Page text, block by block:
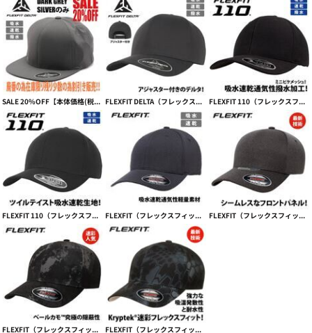
SALE 20%OFF【本体価格(税抜)￥4290→￥3432】FLEXFIT DELTA（フレックスフィットデルタ） Flat Visor（フラットバイザー） 【本体価格(税抜)￥4,290】 FLEXFIT DELTA（フレックスフィットデルタ） ADJUSTABLE【本体価格(税抜)￥4,590】 FLEXFIT 110（フレックスフィット110）吸水速乾&撥水COOL & DRY MINI PIQUE CAP【本体価格(税抜)￥3,590】
FLEXFIT 110（フレックスフィット110）スポーツ向け吸水速乾 PRO-FORMANCE【本体価格(税抜)￥3,990】 FLEXFIT（フレックスフィット）吸水速乾フィット感抜群 COOL&DRY 3DHEXAGON JERSEY【本体価格(税抜)￥3,990】 FLEXFIT（フレックスフィット）ユニパネル Flexfit Unipanel melange cap【本体価格(税抜)￥3,990】
FLEXFIT（フレックスフィット） FLEXFIT VEIL CAMO CAP ベールカモフレックス【本体価格(税抜)￥3,990】 FLEXFIT（フレックスフィット） KRYPTEK® CAP【本体価格(税抜)￥4,290】